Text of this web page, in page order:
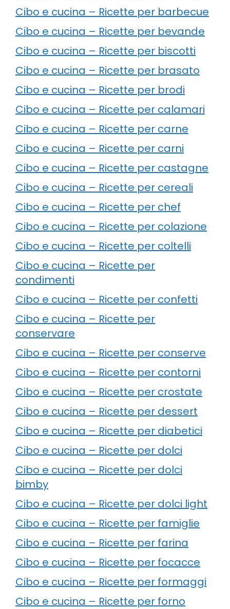
Cibo e cucina – Ricette per barbecue
Cibo e cucina – Ricette per bevande
Cibo e cucina – Ricette per biscotti
Cibo e cucina – Ricette per brasato
Cibo e cucina – Ricette per brodi
Cibo e cucina – Ricette per calamari
Cibo e cucina – Ricette per carne
Cibo e cucina – Ricette per carni
Cibo e cucina – Ricette per castagne
Cibo e cucina – Ricette per cereali
Cibo e cucina – Ricette per chef
Cibo e cucina – Ricette per colazione
Cibo e cucina – Ricette per coltelli
Cibo e cucina – Ricette per
condimenti
Cibo e cucina – Ricette per confetti
Cibo e cucina – Ricette per
conservare
Cibo e cucina – Ricette per conserve
Cibo e cucina – Ricette per contorni
Cibo e cucina – Ricette per crostate
Cibo e cucina – Ricette per dessert
Cibo e cucina – Ricette per diabetici
Cibo e cucina – Ricette per dolci
Cibo e cucina – Ricette per dolci
bimby
Cibo e cucina – Ricette per dolci light
Cibo e cucina – Ricette per famiglie
Cibo e cucina – Ricette per farina
Cibo e cucina – Ricette per focacce
Cibo e cucina – Ricette per formaggi
Cibo e cucina – Ricette per forno